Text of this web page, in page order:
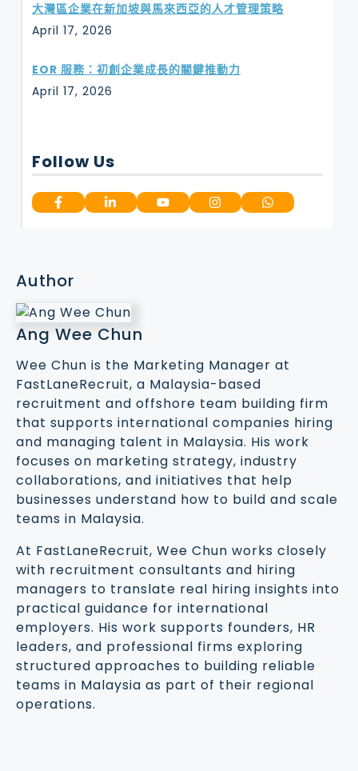
大灣區企業在新加坡與馬來西亞的人才管理策略
April 17, 2026
EOR 服務：初創企業成長的關鍵推動力
April 17, 2026
Follow Us
Author
Ang Wee Chun
Wee Chun is the Marketing Manager at
FastLaneRecruit, a Malaysia-based
recruitment and offshore team building firm
that supports international companies hiring
and managing talent in Malaysia. His work
focuses on marketing strategy, industry
collaborations, and initiatives that help
businesses understand how to build and scale
teams in Malaysia.
At FastLaneRecruit, Wee Chun works closely
with recruitment consultants and hiring
managers to translate real hiring insights into
practical guidance for international
employers. His work supports founders, HR
leaders, and professional firms exploring
structured approaches to building reliable
teams in Malaysia as part of their regional
operations.